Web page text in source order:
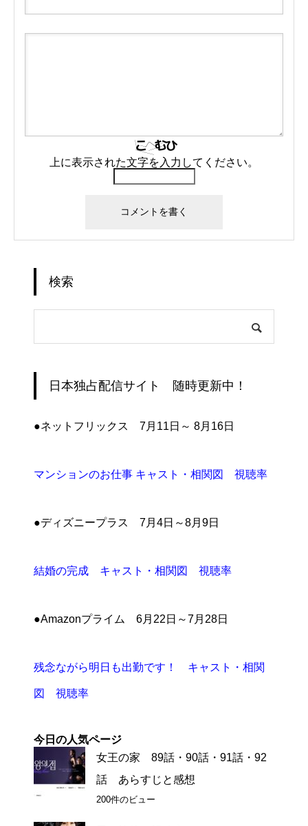
上に表示された文字を入力してください。
検索
日本独占配信サイト 随時更新中！
●ネットフリックス 7月11日～ 8月16日
マンションのお仕事 キャスト・相関図 視聴率
●ディズニープラス 7月4日～8月9日
結婚の完成 キャスト・相関図 視聴率
●Amazonプライム 6月22日～7月28日
残念ながら明日も出勤です！ キャスト・相関
図 視聴率
今日の人気ページ
女王の家 89話・90話・91話・92
話 あらすじと感想
200件のビュー